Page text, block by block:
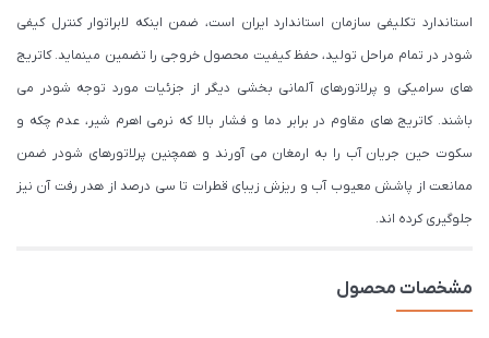
استاندارد تکلیفی سازمان استاندارد ایران است، ضمن اینکه لابراتوار کنترل کیفی
شودر در تمام مراحل تولید، حفظ کیفیت محصول خروجی را تضمین مینماید. کاتریج
های سرامیکی و پرلاتورهای آلمانی بخشی دیگر از جزئیات مورد توجه شودر می
باشند. کاتریج های مقاوم در برابر دما و فشار بالا که نرمی اهرم شیر، عدم چکه و
سکوت حین جریان آب را به ارمغان می آورند و همچنین پرلاتورهای شودر ضمن
ممانعت از پاشش معیوب آب و ریزش زیبای قطرات تا سی درصد از هدر رفت آن نیز
جلوگیری کرده اند.
مشخصات محصول